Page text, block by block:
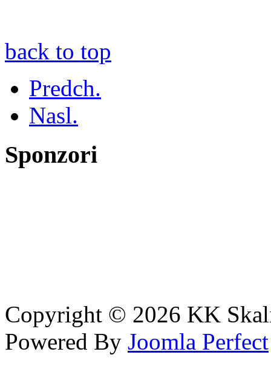
back to top
Predch.
Nasl.
Sponzori
Copyright © 2026 KK
Powered By Joomla Perfect